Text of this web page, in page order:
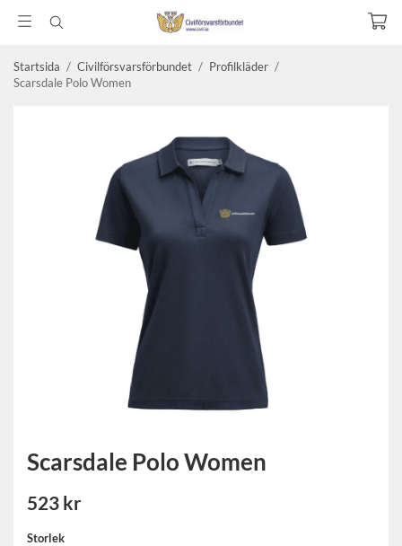
Startsida / Civilförsvarsförbundet / Profilkläder /
Scarsdale Polo Women
Scarsdale Polo Women
523 kr
Storlek